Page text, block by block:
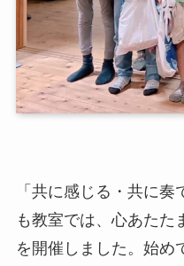
「共に感じる・共に
も教室では、心あたた
を開催しました。始め